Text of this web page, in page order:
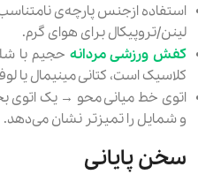
استفاده ازجنس پارچه‌ی
لینن/تروپیکال برای هوای گرم.
کفش ورزشی مردانه حجیم با
کلاسیک است، کتانی مینیمال یا
اتوی خط‌ میانی محو → یک اتوی
و شمایل را تمیزتر نشان می‌دهد.
سخن پایانی